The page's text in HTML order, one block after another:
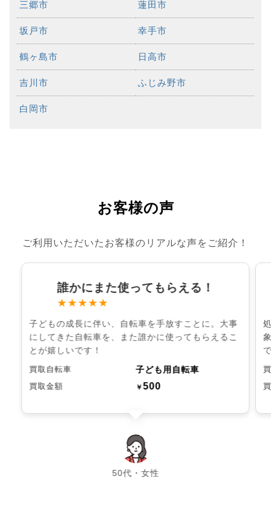
三郷市 蓮田市
坂戸市 幸手市
鶴ヶ島市 日高市
吉川市 ふじみ野市
白岡市
お客様の声
ご利用いただいたお客様のリアルな声をご紹介！
誰かにまた使ってもらえる！
★★★★★
子どもの成長に伴い、自転車を手放すことに。大事
にしてきた自転車を、また誰かに使ってもらえるこ
とが嬉しいです！
買取自転車 子ども用自転車
買取金額 ￥500
50代・女性
chevron_left chevron_right